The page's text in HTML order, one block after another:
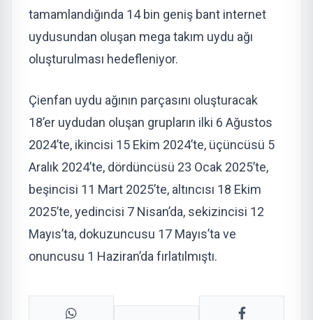
tamamlandığında 14 bin geniş bant internet
uydusundan oluşan mega takım uydu ağı
oluşturulması hedefleniyor.
Çienfan uydu ağının parçasını oluşturacak
18’er uydudan oluşan grupların ilki 6 Ağustos
2024’te, ikincisi 15 Ekim 2024’te, üçüncüsü 5
Aralık 2024’te, dördüncüsü 23 Ocak 2025’te,
beşincisi 11 Mart 2025’te, altıncısı 18 Ekim
2025’te, yedincisi 7 Nisan’da, sekizincisi 12
Mayıs’ta, dokuzuncusu 17 Mayıs’ta ve
onuncusu 1 Haziran’da fırlatılmıştı.